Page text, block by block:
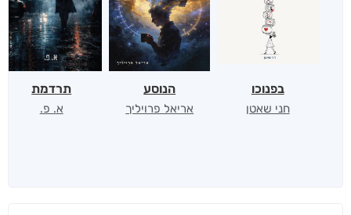
בפנוכו
חני שאטן
הנוסע
אריאל פרויליך
תרדמת
א. פ.